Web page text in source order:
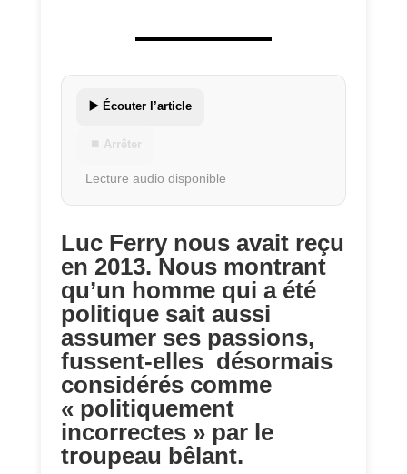
▶️ Écouter l’article
⏹ Arrêter
Lecture audio disponible
Luc Ferry nous avait reçu
en 2013. Nous montrant
qu’un homme qui a été
politique sait aussi
assumer ses passions,
fussent-elles désormais
considérés comme
« politiquement
incorrectes » par le
troupeau bêlant.